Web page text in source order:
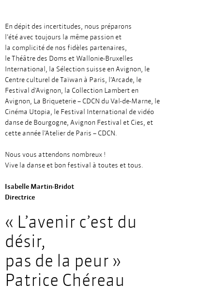
En dépit des incertitudes, nous préparons
l’été avec toujours la même passion et
la complicité de nos fidèles partenaires,
le Théâtre des Doms et Wallonie-Bruxelles
International, la Sélection suisse en Avignon, le
Centre culturel de Taïwan à Paris, l’Arcade, le
Festival d’Avignon, la Collection Lambert en
Avignon, La Briqueterie – CDCN du Val-de-Marne, le
Cinéma Utopia, le Festival International de vidéo
danse de Bourgogne, Avignon Festival et Cies, et
cette année l’Atelier de Paris – CDCN.
Nous vous attendons nombreux !
Vive la danse et bon festival à toutes et tous.
Isabelle Martin-Bridot
Directrice
« L’avenir c’est du
désir,
pas de la peur »
Patrice Chéreau